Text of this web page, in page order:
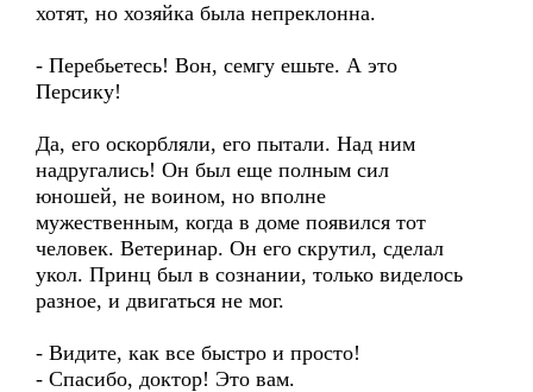
хотят, но хозяйка была непреклонна.
- Перебьетесь! Вон, семгу ешьте. А это
Персику!
Да, его оскорбляли, его пытали. Над ним
надругались! Он был еще полным сил
юношей, не воином, но вполне
мужественным, когда в доме появился тот
человек. Ветеринар. Он его скрутил, сделал
укол. Принц был в сознании, только виделось
разное, и двигаться не мог.
- Видите, как все быстро и просто!
- Спасибо, доктор! Это вам.